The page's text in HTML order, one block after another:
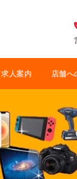
求人案内 店舗へ